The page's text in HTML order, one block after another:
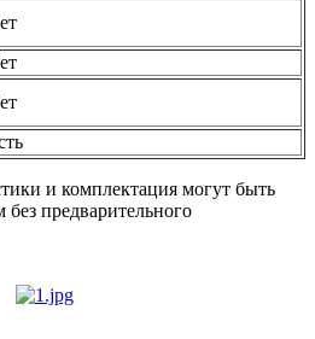
и комплектация могут быть
предварительного